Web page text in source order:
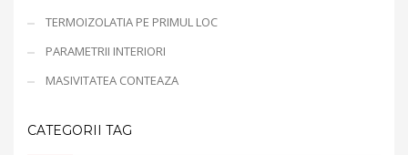
TERMOIZOLATIA PE PRIMUL LOC
PARAMETRII INTERIORI
MASIVITATEA CONTEAZA
CATEGORII TAG